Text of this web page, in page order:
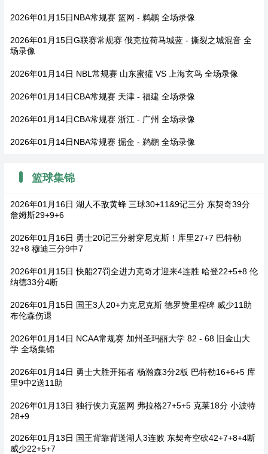
2026年01月15日NBA常规赛 篮网 - 鹈鹕 全场录像
2026年01月15日G联赛常规赛 俄克拉荷马城蓝 - 撕裂之城混音 全
场录像
2026年01月14日 NBL常规赛 山东蜜獾 VS 上海玄鸟 全场录像
2026年01月14日CBA常规赛 天津 - 福建 全场录像
2026年01月14日CBA常规赛 浙江 - 广州 全场录像
2026年01月14日NBA常规赛 掘金 - 鹈鹕 全场录像
篮球集锦
2026年01月16日 湖人不敌黄蜂 三球30+11&9记三分 东契奇39分
詹姆斯29+9+6
2026年01月16日 勇士20记三分射穿尼克斯！库里27+7 巴特勒
32+8 穆迪三分9中7
2026年01月15日 快船27罚全进力克奇才迎来4连胜 哈登22+5+8 伦
纳德33分4断
2026年01月15日 国王3人20+力克尼克斯 德罗赞里程碑 威少11助
布伦森伤退
2026年01月14日 NCAA常规赛 加州圣玛丽大学 82 - 68 旧金山大
学 全场集锦
2026年01月14日 勇士大胜开拓者 杨瀚森3分2板 巴特勒16+6+5 库
里9中2送11助
2026年01月13日 独行侠力克篮网 弗拉格27+5+5 克莱18分 小波特
28+9
2026年01月13日 国王背靠背送湖人3连败 东契奇空砍42+7+8+4断
威少22+5+7